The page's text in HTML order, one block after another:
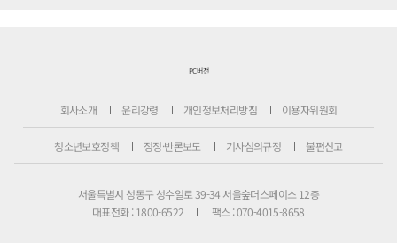
PC버전
회사소개 윤리강령 개인정보처리방침 이용자위원회
청소년보호정책 정정·반론보도 기사심의규정 불편신고
서울특별시 성동구 성수일로 39-34 서울숲더스페이스 12층
대표전화 : 1800-6522
팩스 : 070-4015-8658